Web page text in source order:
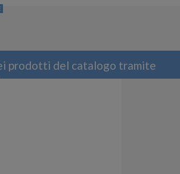
prodotti del catalogo tramite